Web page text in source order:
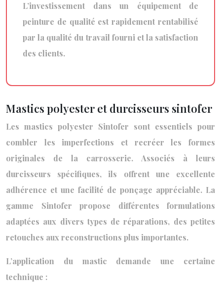
L’investissement dans un équipement de
peinture de qualité est rapidement rentabilisé
par la qualité du travail fourni et la satisfaction
des clients.
Mastics polyester et durcisseurs sintofer
Les mastics polyester Sintofer sont essentiels pour
combler les imperfections et recréer les formes
originales de la carrosserie. Associés à leurs
durcisseurs spécifiques, ils offrent une excellente
adhérence et une facilité de ponçage appréciable. La
gamme Sintofer propose différentes formulations
adaptées aux divers types de réparations, des petites
retouches aux reconstructions plus importantes.
L’application du mastic demande une certaine
technique :